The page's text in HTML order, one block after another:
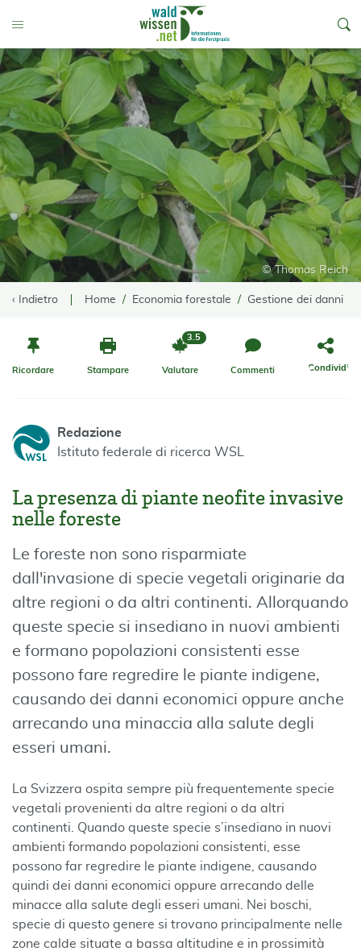
Toggle Menu
© Thomas Reich
‹ Indietro Home Economia forestale Gestione dei danni
Ricordare Stampare Valutare
3.5
Commenti Condividi
Redazione
Istituto federale di ricerca WSL
La presenza di piante neofite invasive
nelle foreste
Le foreste non sono risparmiate
dall'invasione di specie vegetali originarie da
altre regioni o da altri continenti. Allorquando
queste specie si insediano in nuovi ambienti
e formano popolazioni consistenti esse
possono fare regredire le piante indigene,
causando dei danni economici oppure anche
arrecando una minaccia alla salute degli
esseri umani.
La Svizzera ospita sempre più frequentemente specie
vegetali provenienti da altre regioni o da altri
continenti. Quando queste specie s’insediano in nuovi
ambienti formando popolazioni consistenti, esse
possono far regredire le piante indigene, causando
quindi dei danni economici oppure arrecando delle
minacce alla salute degli esseri umani. Nei boschi,
specie di questo genere si trovano principalmente nelle
zone calde situate a bassa altitudine e in prossimità